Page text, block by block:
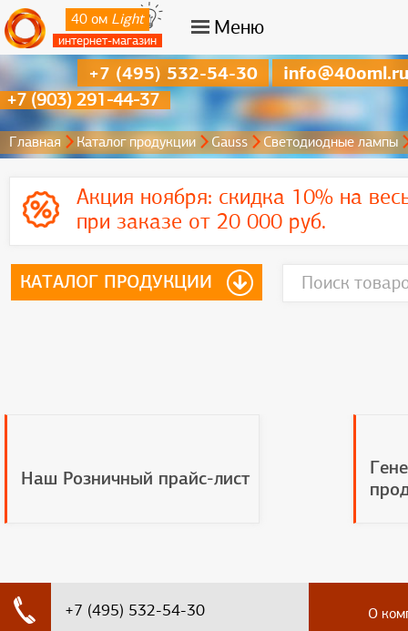
40 ом Light
интернет-магазин
Меню
+7 (903) 291-44-37
+7 (495) 532-54-30 info@40oml.ru
Главная Каталог продукции Gauss Светодиодные лампы
Акция ноября: скидка 10% на
при заказе от 20 000 руб.
КАТАЛОГ ПРОДУКЦИИ
Наш Розничный прайс-лист
+7 (495) 532-54-30
О